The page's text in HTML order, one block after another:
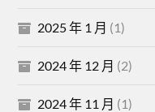
2025 年 1 月 (1)
2024 年 12 月 (2)
2024 年 11 月 (1)